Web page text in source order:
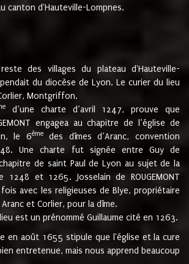
canton d'Hauteville-Lompnes.
des villages du plateau d'Hauteville-
du diocèse de Lyon. Le curier du lieu
Montgriffon.
d’une charte d’avril 1247, prouve que
engagea au chapitre de l’église de
le 6èmedes dîmes d’Aranc, convention
Une charte fut signée entre Guy de
chapitre de saint Paul de Lyon au sujet de la
1248 et 1265. Josselain de ROUGEMONT
avec les religieuses de Blye, propriétaire
et Corlier, pour la dîme.
est un prénommé Guillaume cité en 1263.
en août 1655 stipule que l'église et la cure
entretenue, mais nous apprend beaucoup